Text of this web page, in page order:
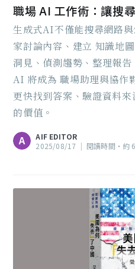
職場 AI 工作術：讓搜
生成式AI不僅能搜尋網路
家討論內容、建立 知識地
洞見、偵測趨勢、整理報告
AI 將成為 職場助理與協作
更快找到答案、驗證資料
的價值。
A
AIF EDITOR
2025/08/17 | 閱讀時間‧約